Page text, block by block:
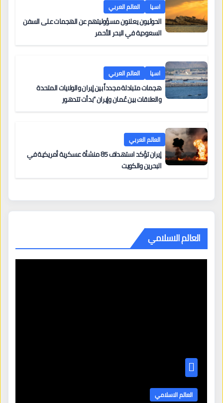
اسيا العالم العربي
الحوثيون يعلنون مسؤوليتهم عن الهجمات على السفن
السعودية في البحر الأحمر
اسيا العالم العربي
هجمات متبادلة مجدداً بين إيران والولايات المتحدة
والعلاقات بين عُمان وإيران “بدأت تتدهور
العالم العربي
إيران تؤكد استهداف 85 منشأة عسكرية أمريكية في
البحرين والكويت
العالم الاسلامي
العالم الاسلامي